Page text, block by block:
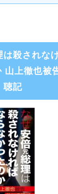
は殺されな
山上徹也被
聴記